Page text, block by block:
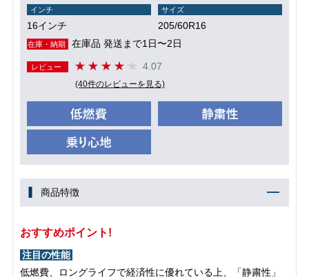
インチ
16インチ
サイズ
205/60R16
在庫・納期 在庫品 発送まで1日〜2日
レビュー 4.07
(40件のレビューを見る)
商品特徴
おすすめポイント!
注目の性能
低燃費、ロングライフで経済性に優れている上、「静粛性」